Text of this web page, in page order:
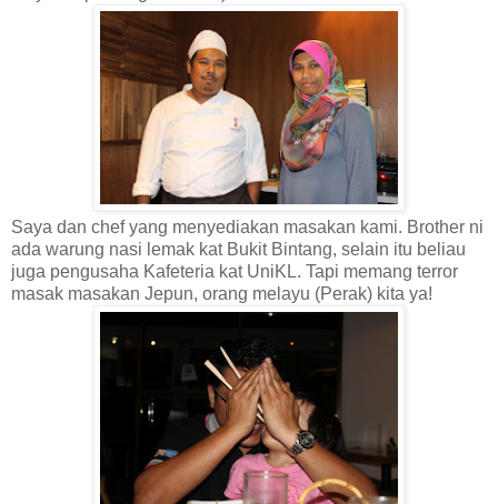
Saya dan chef yang menyediakan masakan kami. Brother ni
ada warung nasi lemak kat Bukit Bintang, selain itu beliau
juga pengusaha Kafeteria kat UniKL. Tapi memang terror
masak masakan Jepun, orang melayu (Perak) kita ya!